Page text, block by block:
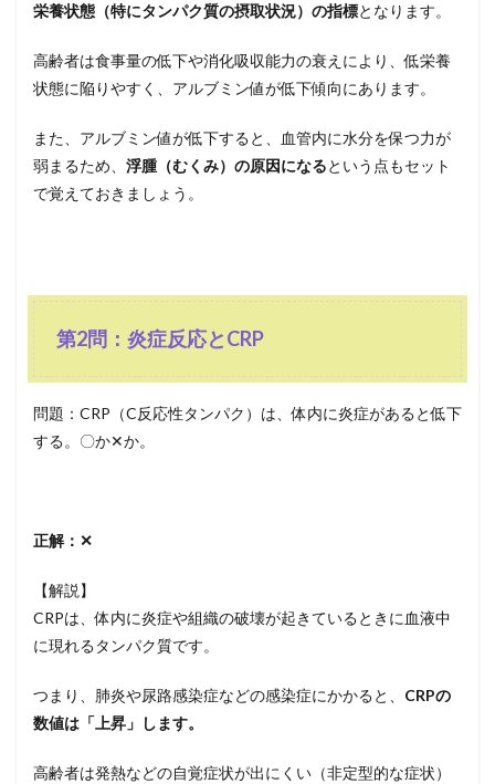
栄養状態（特にタンパク質の摂取状況）の指標となります。
高齢者は食事量の低下や消化吸収能力の衰えにより、低栄養
状態に陥りやすく、アルブミン値が低下傾向にあります。
また、アルブミン値が低下すると、血管内に水分を保つ力が
弱まるため、 浮腫（むくみ）の原因になるという点もセット
で覚えておきましょう。
第2問：炎症反応とCRP
問題：CRP（C反応性タンパク）は、体内に炎症があると低下
する。〇か✕か。
正解：✕
【解説】
CRPは、体内に炎症や組織の破壊が起きているときに血液中
に現れるタンパク質です。
つまり、肺炎や尿路感染症などの感染症にかかると、 CRPの
数値は「上昇」します。
高齢者は発熱などの自覚症状が出にくい（非定型的な症状）